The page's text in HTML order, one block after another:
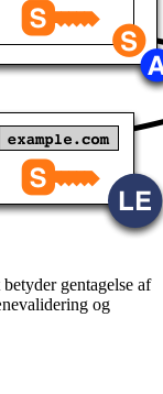
gentagelse af
og